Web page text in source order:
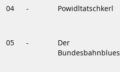
04 - Powidltatschkerl
05 -
Der
Bundesbahnblues